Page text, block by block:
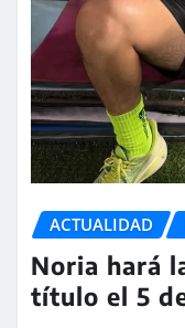
ACTUALIDAD
Noria hará
título el 5